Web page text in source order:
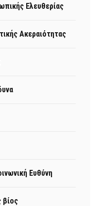
Ελευθερίας
Ακεραιότητας
Ευθύνη
βίος